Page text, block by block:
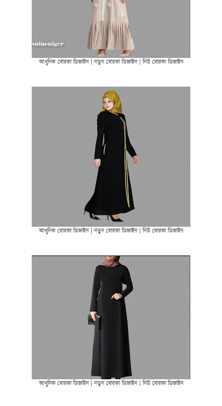
আধুনিক বোরকা ডিজাইন | নতুন বোরকা ডিজাইন | নিউ বোরকা ডিজাইন
আধুনিক বোরকা ডিজাইন | নতুন বোরকা ডিজাইন | নিউ বোরকা ডিজাইন
আধুনিক বোরকা ডিজাইন | নতুন বোরকা ডিজাইন | নিউ বোরকা ডিজাইন